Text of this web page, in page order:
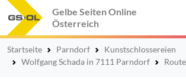
Gelbe Seiten Online
Österreich
Startseite Parndorf
Kunstschlossereien
Wolfgang Schada in 7111 Parndorf
Route